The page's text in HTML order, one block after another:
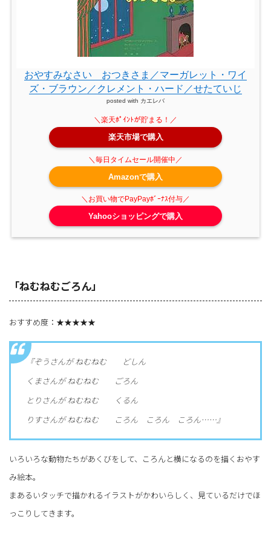
おやすみなさい おつきさま／マーガレット・ワイ
ズ・ブラウン／クレメント・ハード／せたていじ
posted with カエレバ
楽天市場で購入
Amazonで購入
Yahooショッピングで購入
「ねむねむごろん」
おすすめ度：★★★★★
『ぞうさんが ねむねむ どしん
くまさんが ねむねむ ごろん
とりさんが ねむねむ くるん
りすさんが ねむねむ ころん ころん ころん……』
いろいろな動物たちがあくびをして、ころんと横になるのを描くおやす
み絵本。
まあるいタッチで描かれるイラストがかわいらしく、見ているだけでほ
っこりしてきます。